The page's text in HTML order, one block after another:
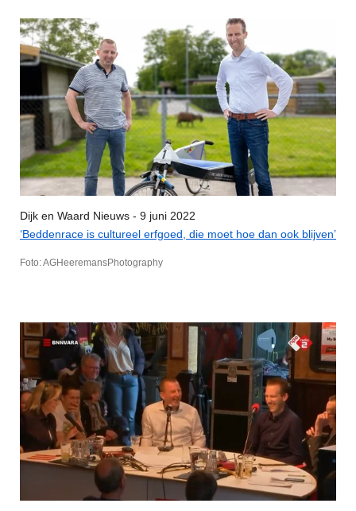
Dijk en Waard Nieuws - 9 juni 2022
‘Beddenrace is cultureel erfgoed, die moet hoe dan ook blijven’
Foto: AGHeeremansPhotography